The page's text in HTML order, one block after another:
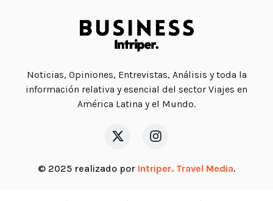
Noticias, Opiniones, Entrevistas, Análisis y toda la
información relativa y esencial del sector Viajes en
América Latina y el Mundo.
© 2025 realizado por Intriper. Travel Media.